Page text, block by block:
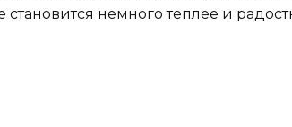
немного теплее и